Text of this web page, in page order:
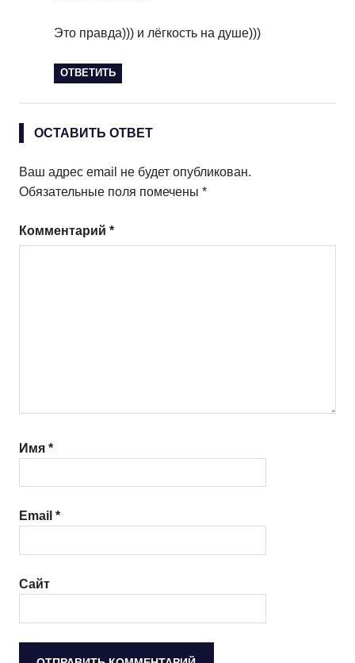
Это правда))) и лёгкость на душе)))
ОТВЕТИТЬ
ОСТАВИТЬ ОТВЕТ
Ваш адрес email не будет опубликован.
Обязательные поля помечены *
Комментарий *
Имя *
Email *
Сайт